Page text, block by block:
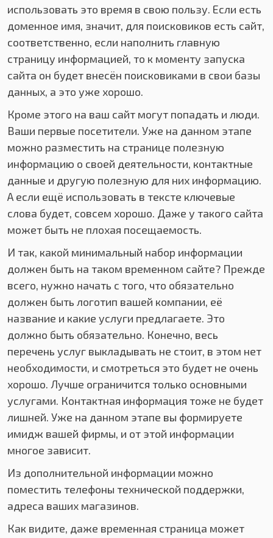
использовать это время в свою пользу. Если есть
доменное имя, значит, для поисковиков есть сайт,
соответственно, если наполнить главную
страницу информацией, то к моменту запуска
сайта он будет внесён поисковиками в свои базы
данных, а это уже хорошо.
Кроме этого на ваш сайт могут попадать и люди.
Ваши первые посетители. Уже на данном этапе
можно разместить на странице полезную
информацию о своей деятельности, контактные
данные и другую полезную для них информацию.
А если ещё использовать в тексте ключевые
слова будет, совсем хорошо. Даже у такого сайта
может быть не плохая посещаемость.
И так, какой минимальный набор информации
должен быть на таком временном сайте? Прежде
всего, нужно начать с того, что обязательно
должен быть логотип вашей компании, её
название и какие услуги предлагаете. Это
должно быть обязательно. Конечно, весь
перечень услуг выкладывать не стоит, в этом нет
необходимости, и смотреться это будет не очень
хорошо. Лучше ограничится только основными
услугами. Контактная информация тоже не будет
лишней. Уже на данном этапе вы формируете
имидж вашей фирмы, и от этой информации
многое зависит.
Из дополнительной информации можно
поместить телефоны технической поддержки,
адреса ваших магазинов.
Как видите, даже временная страница может